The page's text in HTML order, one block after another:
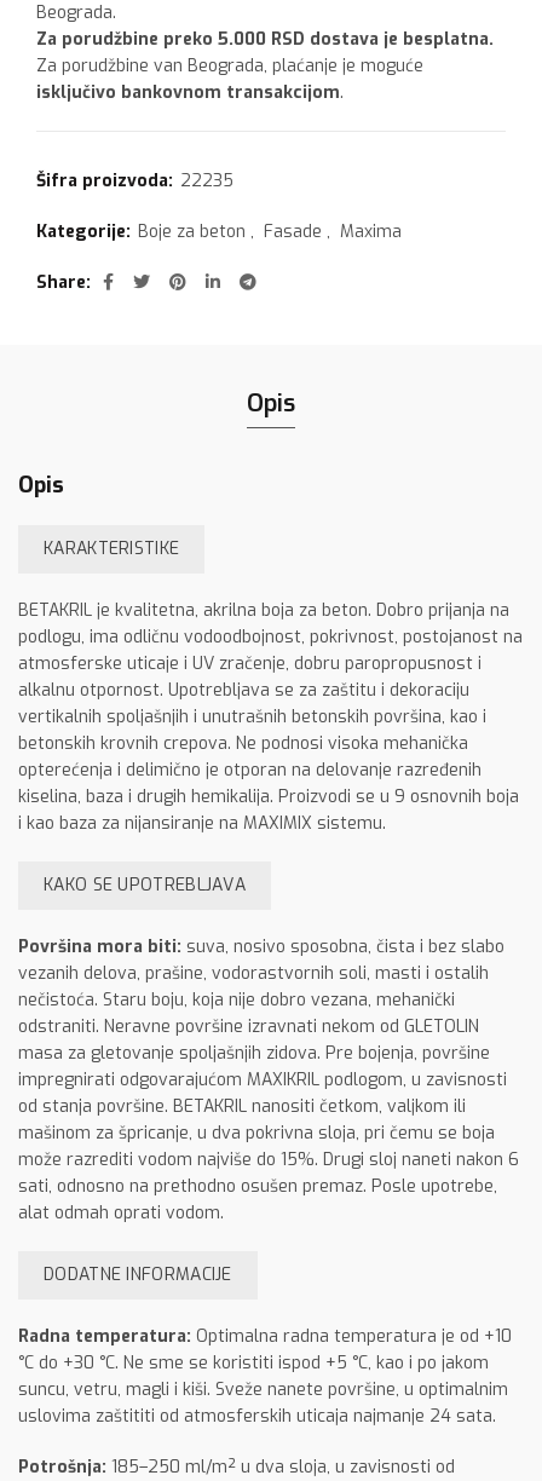
Beograda.
Za porudžbine preko 5.000 RSD dostava je besplatna.
Za porudžbine van Beograda, plaćanje je moguće
isključivo bankovnom transakcijom.
Šifra proizvoda: 22235
Kategorije: Boje za beton , Fasade , Maxima
Share
Opis
Opis
KARAKTERISTIKE
BETAKRIL je kvalitetna, akrilna boja za beton. Dobro prijanja na
podlogu, ima odličnu vodoodbojnost, pokrivnost, postojanost na
atmosferske uticaje i UV zračenje, dobru paropropusnost i
alkalnu otpornost. Upotrebljava se za zaštitu i dekoraciju
vertikalnih spoljašnjih i unutrašnih betonskih površina, kao i
betonskih krovnih crepova. Ne podnosi visoka mehanička
opterećenja i delimično je otporan na delovanje razređenih
kiselina, baza i drugih hemikalija. Proizvodi se u 9 osnovnih boja
i kao baza za nijansiranje na MAXIMIX sistemu.
KAKO SE UPOTREBLJAVA
Površina mora biti: suva, nosivo sposobna, čista i bez slabo
vezanih delova, prašine, vodorastvornih soli, masti i ostalih
nečistoća. Staru boju, koja nije dobro vezana, mehanički
odstraniti. Neravne površine izravnati nekom od GLETOLIN
masa za gletovanje spoljašnjih zidova. Pre bojenja, površine
impregnirati odgovarajućom MAXIKRIL podlogom, u zavisnosti
od stanja površine. BETAKRIL nanositi četkom, valjkom ili
mašinom za špricanje, u dva pokrivna sloja, pri čemu se boja
može razrediti vodom najviše do 15%. Drugi sloj naneti nakon 6
sati, odnosno na prethodno osušen premaz. Posle upotrebe,
alat odmah oprati vodom.
DODATNE INFORMACIJE
Radna temperatura: Optimalna radna temperatura je od +10
°C do +30 °C. Ne sme se koristiti ispod +5 °C, kao i po jakom
suncu, vetru, magli i kiši. Sveže nanete površine, u optimalnim
uslovima zaštititi od atmosferskih uticaja najmanje 24 sata.
Potrošnja: 185–250 ml/m² u dva sloja, u zavisnosti od